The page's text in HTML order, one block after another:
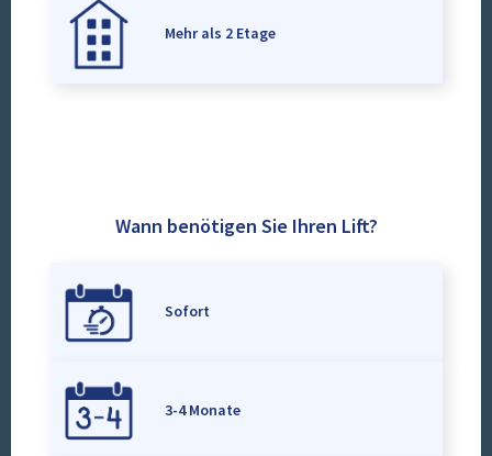
Mehr als 2 Etage
Wann benötigen Sie Ihren Lift?
Sofort
3-4 Monate